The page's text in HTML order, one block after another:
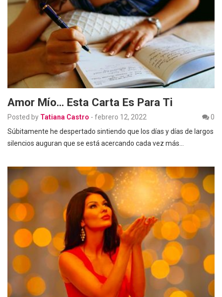
Amor Mío… Esta Carta Es Para Ti
Posted by Tatiana Castro - febrero 12, 2022
0
Súbitamente he despertado sintiendo que los días y días de largos
silencios auguran que se está acercando cada vez más…